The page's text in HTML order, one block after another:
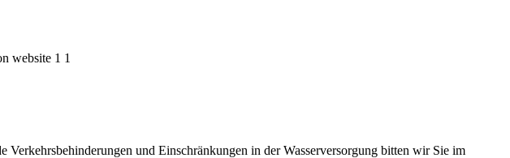
und Einschränkungen in der Wasserversorgung bitten wir Sie im